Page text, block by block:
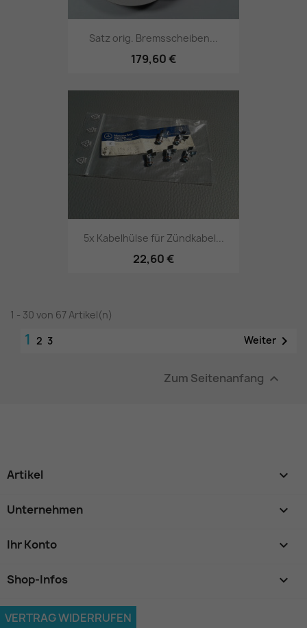
Satz orig. Bremsscheiben...
179,60 €
5x Kabelhülse für Zündkabel...
22,60 €
1 - 30 von 67 Artikel(n)
1 2 3 Weiter 
Zum Seitenanfang 
Artikel 
Unternehmen 
Ihr Konto 
Shop-Infos keyboard_arrow_down
VERTRAG WIDERRUFEN